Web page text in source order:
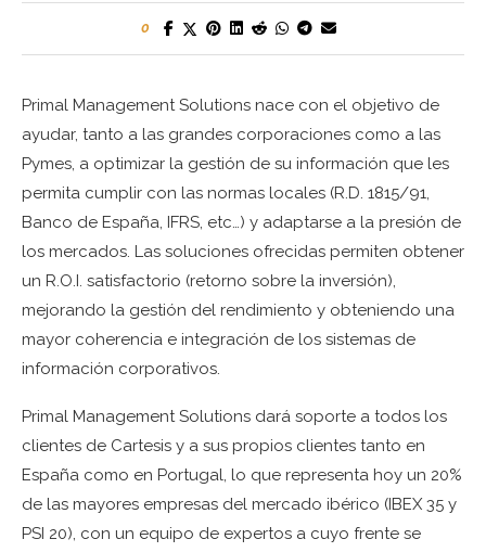
0
Primal Management Solutions nace con el objetivo de
ayudar, tanto a las grandes corporaciones como a las
Pymes, a optimizar la gestión de su información que les
permita cumplir con las normas locales (R.D. 1815/91,
Banco de España, IFRS, etc…) y adaptarse a la presión de
los mercados. Las soluciones ofrecidas permiten obtener
un R.O.I. satisfactorio (retorno sobre la inversión),
mejorando la gestión del rendimiento y obteniendo una
mayor coherencia e integración de los sistemas de
información corporativos.
Primal Management Solutions dará soporte a todos los
clientes de Cartesis y a sus propios clientes tanto en
España como en Portugal, lo que representa hoy un 20%
de las mayores empresas del mercado ibérico (IBEX 35 y
PSI 20), con un equipo de expertos a cuyo frente se